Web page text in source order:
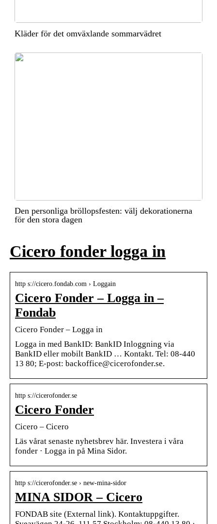
Kläder för det omväxlande sommarvädret
Den personliga bröllopsfesten: välj dekorationerna
för den stora dagen
Cicero fonder logga in
http s://cicero.fondab.com › Loggain
Cicero Fonder – Logga in –
Fondab
Cicero Fonder – Logga in
Logga in med BankID: BankID Inloggning via
BankID eller mobilt BankID … Kontakt. Tel: 08-440
13 80; E-post: backoffice@cicerofonder.se.
http s://cicerofonder.se
Cicero Fonder
Cicero – Cicero
Läs vårat senaste nyhetsbrev här. Investera i våra
fonder · Logga in på Mina Sidor.
http s://cicerofonder.se › new-mina-sidor
MINA SIDOR – Cicero
FONDAB site (External link). Kontaktuppgifter.